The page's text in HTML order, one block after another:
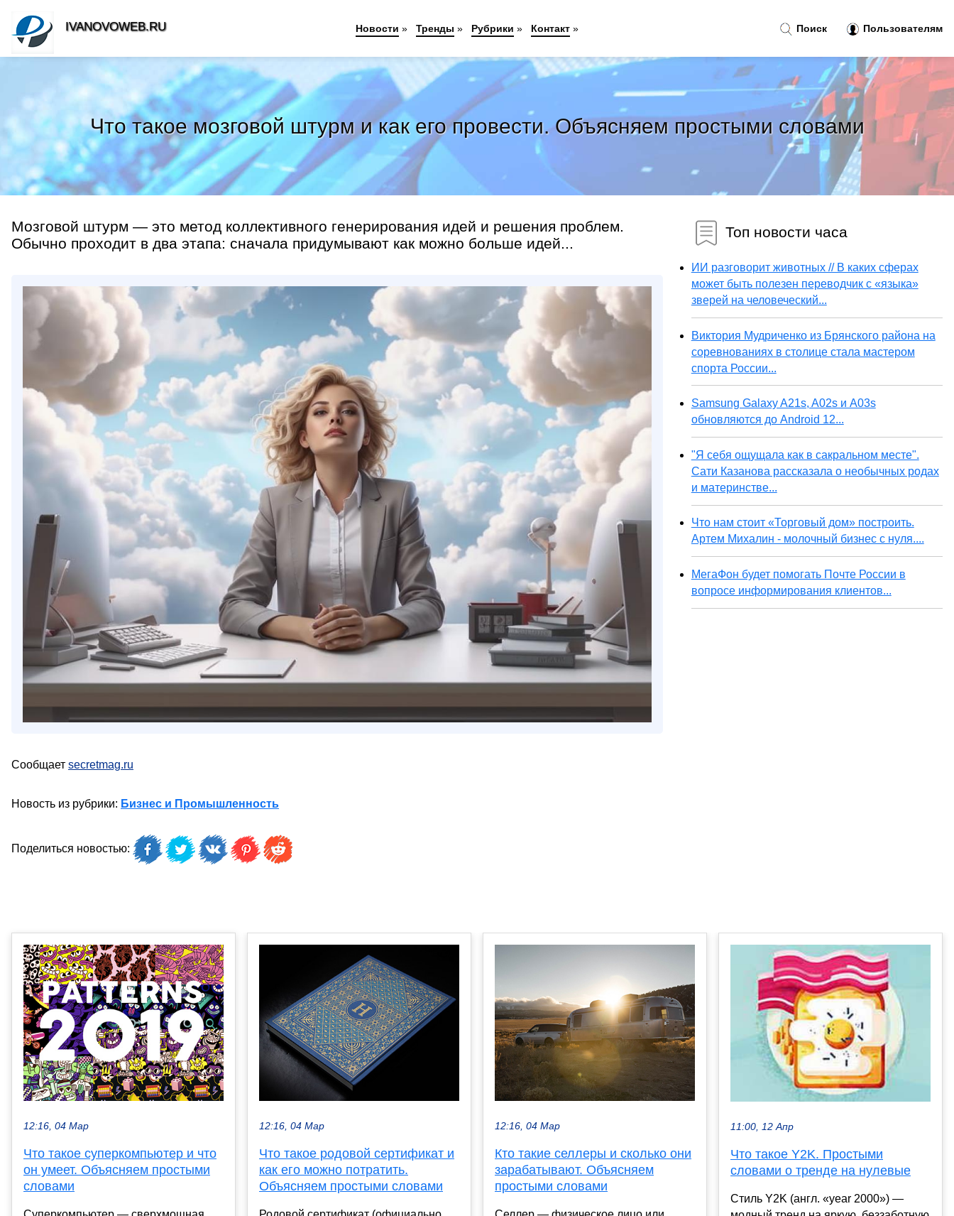
Что такое мозговой штурм и как его провести. Объясняем простыми словами
Мозговой штурм — это метод коллективного генерирования идей и решения проблем.
Обычно проходит в два этапа: сначала придумывают как можно больше идей...
Сообщает secretmag.ru
Новость из рубрики: Бизнес и Промышленность
Поделиться новостью:
Топ новости часа
ИИ разговорит животных // В каких сферах
может быть полезен переводчик с «языка»
зверей на человеческий...
Виктория Мудриченко из Брянского района на
соревнованиях в столице стала мастером
спорта России...
Samsung Galaxy A21s, A02s и A03s
обновляются до Android 12...
"Я себя ощущала как в сакральном месте".
Сати Казанова рассказала о необычных родах
и материнстве...
Что нам стоит «Торговый дом» построить.
Артем Михалин - молочный бизнес с нуля....
МегаФон будет помогать Почте России в
вопросе информирования клиентов...
12:16, 04 Мар
Что такое суперкомпьютер и что
он умеет. Объясняем простыми
словами
12:16, 04 Мар
Что такое родовой сертификат и
как его можно потратить.
Объясняем простыми словами
12:16, 04 Мар
Кто такие селлеры и сколько они
зарабатывают. Объясняем
простыми словами
11:00, 12 Апр
Что такое Y2K. Простыми
словами о тренде на нулевые
Стиль Y2K (англ. «year 2000») —
Поиск Пользователям
IVANOVOWEB.RU Новости » Тренды » Рубрики » Контакт »